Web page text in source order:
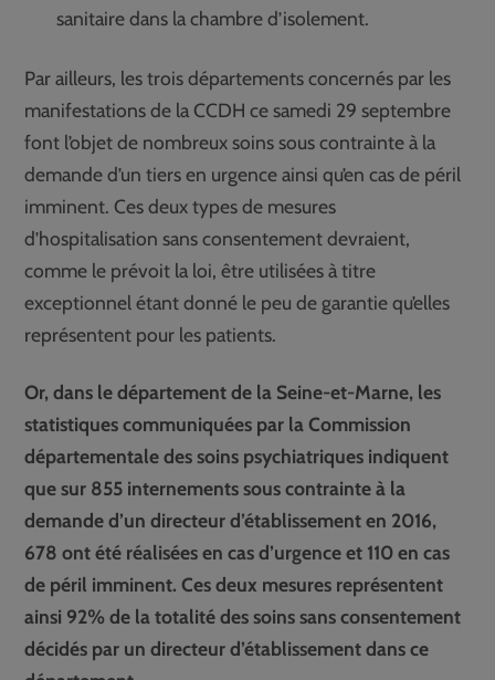
sanitaire dans la chambre d’isolement.
Par ailleurs, les trois départements concernés par les
manifestations de la CCDH ce samedi 29 septembre
font l’objet de nombreux soins sous contrainte à la
demande d’un tiers en urgence ainsi qu’en cas de péril
imminent. Ces deux types de mesures
d’hospitalisation sans consentement devraient,
comme le prévoit la loi, être utilisées à titre
exceptionnel étant donné le peu de garantie qu’elles
représentent pour les patients.
Or, dans le département de la Seine-et-Marne, les
statistiques communiquées par la Commission
départementale des soins psychiatriques indiquent
que sur 855 internements sous contrainte à la
demande d’un directeur d’établissement en 2016,
678 ont été réalisées en cas d’urgence et 110 en cas
de péril imminent. Ces deux mesures représentent
ainsi 92% de la totalité des soins sans consentement
décidés par un directeur d’établissement dans ce